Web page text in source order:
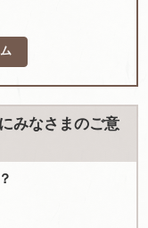
みなさまのご意